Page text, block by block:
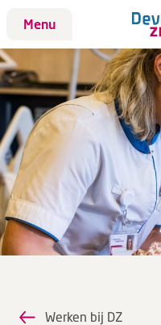
Menu
Patiënt
Bezoek
Werken bij DZ
Werken bij DZ
ANIOS en AIOS
Daar sta ik voor
Wat bieden we jou?
Werken bij DZ